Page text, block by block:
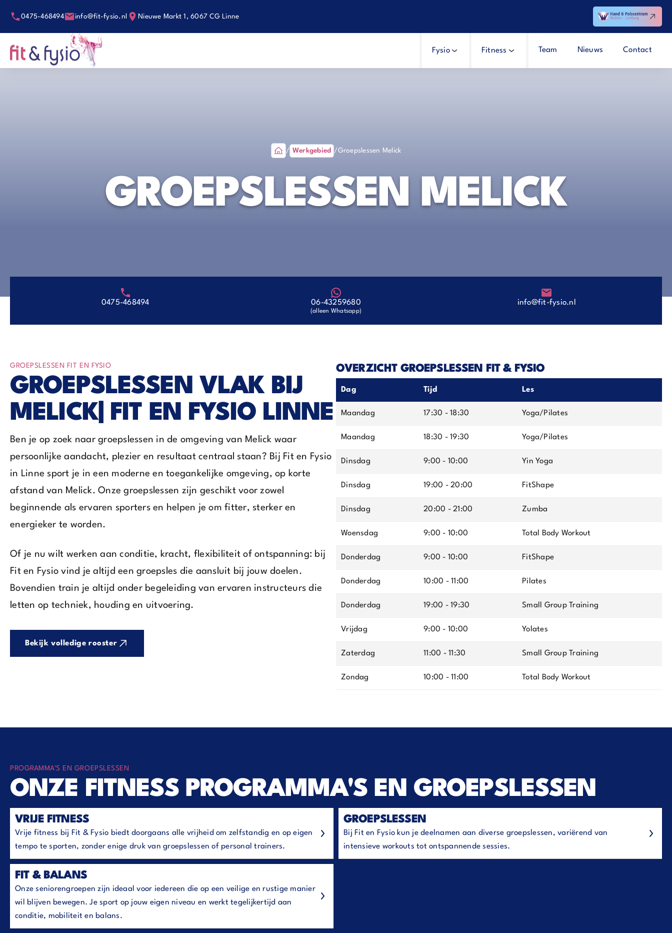
0475-468494 info@fit-fysio.nl Nieuwe Markt 1, 6067 CG Linne
Fysio Fitness Team Nieuws Contact
/ Werkgebied /Groepslessen Melick
GROEPSLESSEN MELICK
0475-468494 06-43259680
(alleen Whatsapp)
info@fit-fysio.nl
GROEPSLESSEN FIT EN FYSIO
GROEPSLESSEN VLAK BIJ
MELICK| FIT EN FYSIO LINNE
Ben je op zoek naar groepslessen in de omgeving van Melick waar
persoonlijke aandacht, plezier en resultaat centraal staan? Bij Fit en Fysio
in Linne sport je in een moderne en toegankelijke omgeving, op korte
afstand van Melick. Onze groepslessen zijn geschikt voor zowel
beginnende als ervaren sporters en helpen je om fitter, sterker en
energieker te worden.
Of je nu wilt werken aan conditie, kracht, flexibiliteit of ontspanning: bij
Fit en Fysio vind je altijd een groepsles die aansluit bij jouw doelen.
Bovendien train je altijd onder begeleiding van ervaren instructeurs die
letten op techniek, houding en uitvoering.
Bekijk volledige rooster
OVERZICHT GROEPSLESSEN FIT & FYSIO
Dag Tijd Les
Maandag 17:30 - 18:30 Yoga/Pilates
Maandag 18:30 - 19:30 Yoga/Pilates
Dinsdag 9:00 - 10:00 Yin Yoga
Dinsdag 19:00 - 20:00 FitShape
Dinsdag 20:00 - 21:00 Zumba
Woensdag 9:00 - 10:00 Total Body Workout
Donderdag 9:00 - 10:00 FitShape
Donderdag 10:00 - 11:00 Pilates
Donderdag 19:00 - 19:30 Small Group Training
Vrijdag 9:00 - 10:00 Yolates
Zaterdag 11:00 - 11:30 Small Group Training
Zondag 10:00 - 11:00 Total Body Workout
PROGRAMMA'S EN GROEPSLESSEN
ONZE FITNESS PROGRAMMA'S EN GROEPSLESSEN
VRIJE FITNESS
Vrije fitness bij Fit & Fysio biedt doorgaans alle vrijheid om zelfstandig en op eigen
tempo te sporten, zonder enige druk van groepslessen of personal trainers.
GROEPSLESSEN
Bij Fit en Fysio kun je deelnamen aan diverse groepslessen, variërend van
intensieve workouts tot ontspannende sessies.
FIT & BALANS
Onze seniorengroepen zijn ideaal voor iedereen die op een veilige en rustige manier
wil blijven bewegen. Je sport op jouw eigen niveau en werkt tegelijkertijd aan
conditie, mobiliteit en balans.